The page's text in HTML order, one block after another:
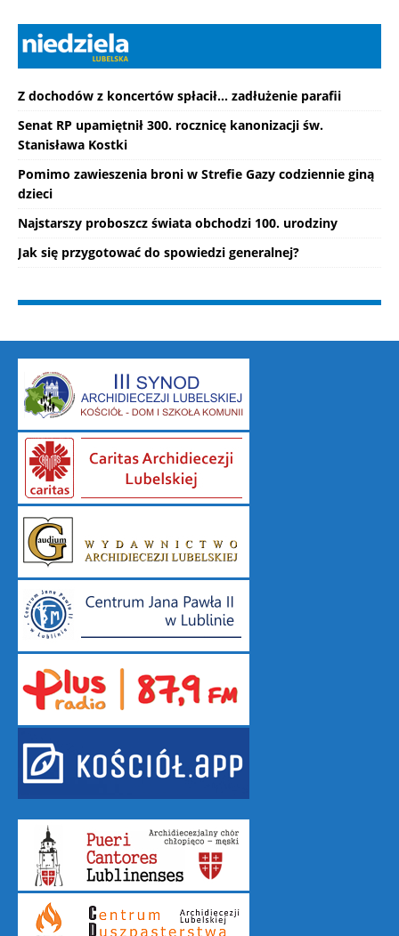
Z dochodów z koncertów spłacił... zadłużenie parafii
Senat RP upamiętnił 300. rocznicę kanonizacji św.
Stanisława Kostki
Pomimo zawieszenia broni w Strefie Gazy codziennie giną
dzieci
Najstarszy proboszcz świata obchodzi 100. urodziny
Jak się przygotować do spowiedzi generalnej?